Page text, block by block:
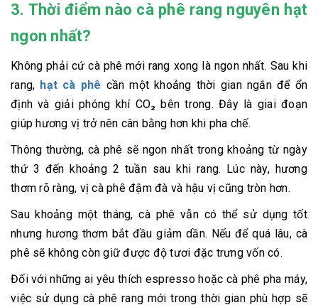
3. Thời điểm nào cà phê rang nguyên hạt
ngon nhất?
Không phải cứ cà phê mới rang xong là ngon nhất. Sau khi
rang, hạt cà phê cần một khoảng thời gian ngắn để ổn
định và giải phóng khí CO₂ bên trong. Đây là giai đoạn
giúp hương vị trở nên cân bằng hơn khi pha chế.
Thông thường, cà phê sẽ ngon nhất trong khoảng từ ngày
thứ 3 đến khoảng 2 tuần sau khi rang. Lúc này, hương
thơm rõ ràng, vị cà phê đậm đà và hậu vị cũng tròn hơn.
Sau khoảng một tháng, cà phê vẫn có thể sử dụng tốt
nhưng hương thơm bắt đầu giảm dần. Nếu để quá lâu, cà
phê sẽ không còn giữ được độ tươi đặc trưng vốn có.
Đối với những ai yêu thích espresso hoặc cà phê pha máy,
việc sử dụng cà phê rang mới trong thời gian phù hợp sẽ